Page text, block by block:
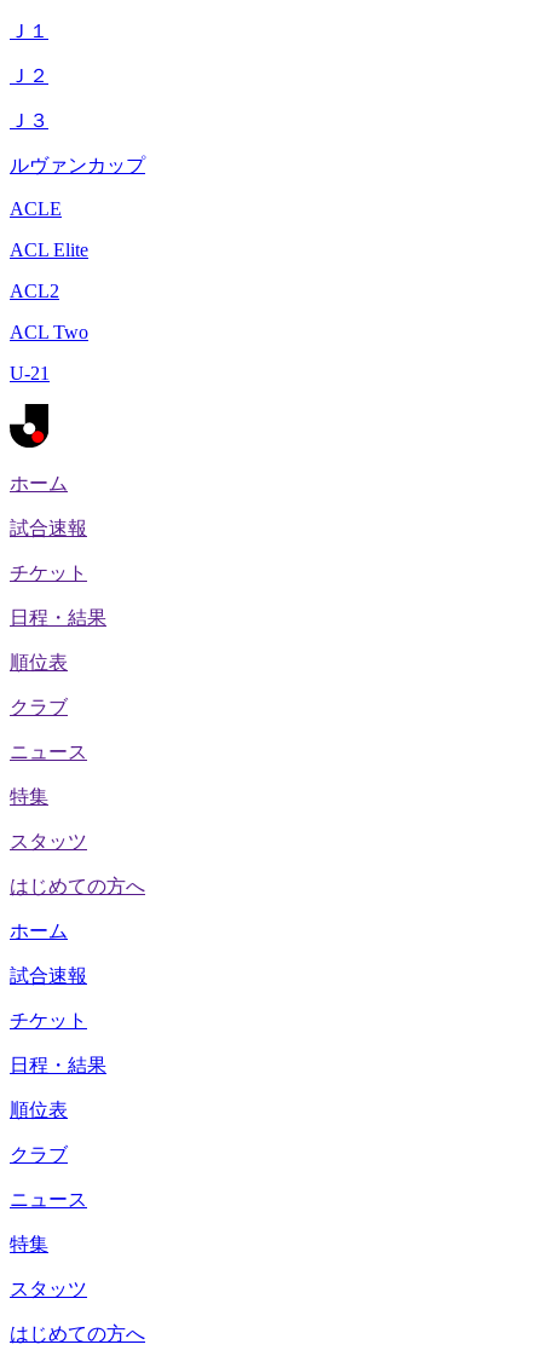
Ｊ１
Ｊ２
Ｊ３
ルヴァンカップ
ACLE
ACL Elite
ACL2
ACL Two
U-21
ホーム
試合速報
チケット
日程・結果
順位表
クラブ
ニュース
特集
スタッツ
はじめての方へ
ホーム
試合速報
チケット
日程・結果
順位表
クラブ
ニュース
特集
スタッツ
はじめての方へ